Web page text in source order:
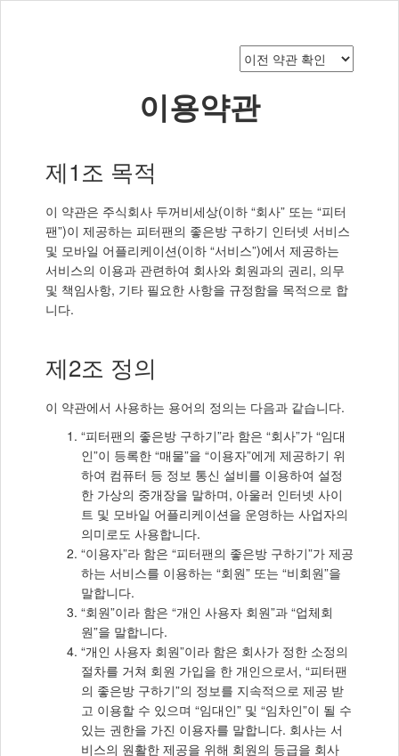
이용약관
제1조 목적
이 약관은 주식회사 두꺼비세상(이하 “회사” 또는 “피터
팬”)이 제공하는 피터팬의 좋은방 구하기 인터넷 서비스
및 모바일 어플리케이션(이하 “서비스”)에서 제공하는
서비스의 이용과 관련하여 회사와 회원과의 권리, 의무
및 책임사항, 기타 필요한 사항을 규정함을 목적으로 합
니다.
제2조 정의
이 약관에서 사용하는 용어의 정의는 다음과 같습니다.
“피터팬의 좋은방 구하기”라 함은 “회사”가 “임대
인”이 등록한 “매물”을 “이용자”에게 제공하기 위
하여 컴퓨터 등 정보 통신 설비를 이용하여 설정
한 가상의 중개장을 말하며, 아울러 인터넷 사이
트 및 모바일 어플리케이션을 운영하는 사업자의
의미로도 사용합니다.
“이용자”라 함은 “피터팬의 좋은방 구하기”가 제공
하는 서비스를 이용하는 “회원” 또는 “비회원”을
말합니다.
“회원”이라 함은 “개인 사용자 회원”과 “업체회
원”을 말합니다.
“개인 사용자 회원”이라 함은 회사가 정한 소정의
절차를 거쳐 회원 가입을 한 개인으로서, “피터팬
의 좋은방 구하기”의 정보를 지속적으로 제공 받
고 이용할 수 있으며 “임대인” 및 “임차인”이 될 수
있는 권한을 가진 이용자를 말합니다. 회사는 서
비스의 원활한 제공을 위해 회원의 등급을 회사